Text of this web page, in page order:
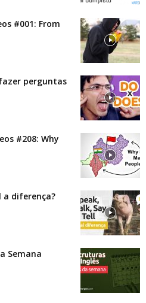
#001: From
perguntas
#208: Why
a diferença?
Semana